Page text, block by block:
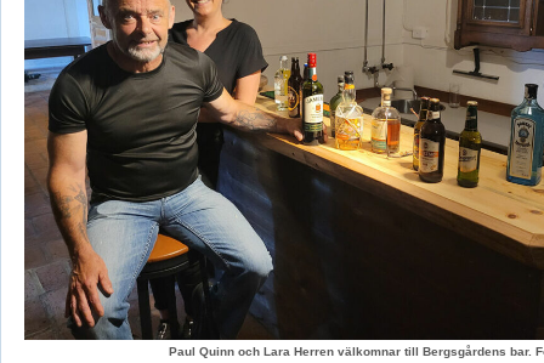
Paul Quinn och Lara Herren välkomnar till Bergsgårdens bar.